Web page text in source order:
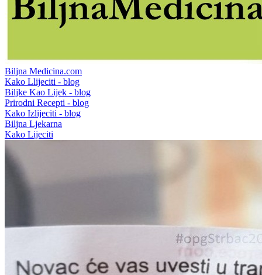
Biljna Medicina.com
Kako Llijeciti - blog
Biljke Kao Lijek - blog
Prirodni Recepti - blog
Kako Izlijeciti - blog
Biljna Ljekarna
Kako Lijeciti